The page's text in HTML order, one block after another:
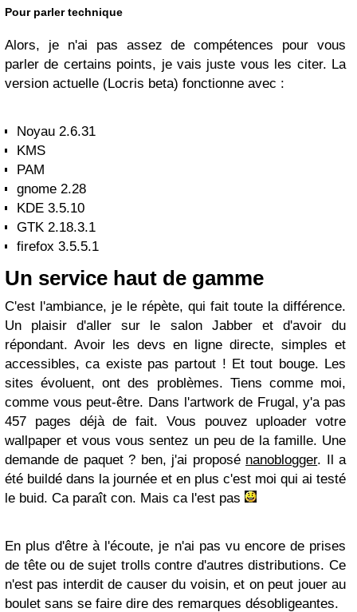
Pour parler technique
Alors, je n'ai pas assez de compétences pour vous
parler de certains points, je vais juste vous les citer. La
version actuelle (Locris beta) fonctionne avec :
Noyau 2.6.31
KMS
PAM
gnome 2.28
KDE 3.5.10
GTK 2.18.3.1
firefox 3.5.5.1
Un service haut de gamme
C'est l'ambiance, je le répète, qui fait toute la différence.
Un plaisir d'aller sur le salon Jabber et d'avoir du
répondant. Avoir les devs en ligne directe, simples et
accessibles, ca existe pas partout ! Et tout bouge. Les
sites évoluent, ont des problèmes. Tiens comme moi,
comme vous peut-être. Dans l'artwork de Frugal, y'a pas
457 pages déjà de fait. Vous pouvez uploader votre
wallpaper et vous vous sentez un peu de la famille. Une
demande de paquet ? ben, j'ai proposé nanoblogger. Il a
été buildé dans la journée et en plus c'est moi qui ai testé
le buid. Ca paraît con. Mais ca l'est pas
En plus d'être à l'écoute, je n'ai pas vu encore de prises
de tête ou de sujet trolls contre d'autres distributions. Ce
n'est pas interdit de causer du voisin, et on peut jouer au
boulet sans se faire dire des remarques désobligeantes.